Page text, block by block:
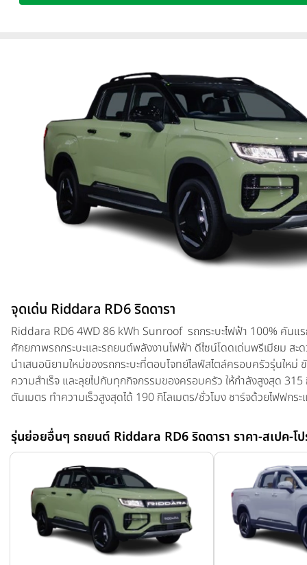
จุดเด่น Riddara RD6 ริดดารา
Riddara RD6 4WD 86 kWh Sunroof รถกระบะไฟฟ้า 100% คันแ
ศักยภาพรถกระบะและรถยนต์พลังงานไฟฟ้า ดีไซน์โดดเด่นพรีเมียม ส
นำเสนอนิยามใหม่ของรถกระบะที่ตอบโจทย์ไลฟ์สไตล์ครอบครัวรุ่นใหม่
ความสำเร็จ และลุยไปกับทุกกิจกรรมของครอบครัว ให้กำลังสูงสุด
ตันเมตร ทำความเร็วสูงสุดได้ 190 กิโลเมตร/ชั่วโมง ชาร์จด้วยไฟฟกร
พลังงาน 3 ระดับ ความสามารถในการบรรทุก 1,030 กิโลกรัม, ความส
กิโลกรัม, ความสามารถในการไต่ทางชัน 95%, ความสามารถในการลุ
100 กิโลเมตร ใน 7.3 วินาที
รุ่นย่อยอื่นๆ รถยนต์ Riddara RD6 ริดดารา ราคา-สเปค-โป